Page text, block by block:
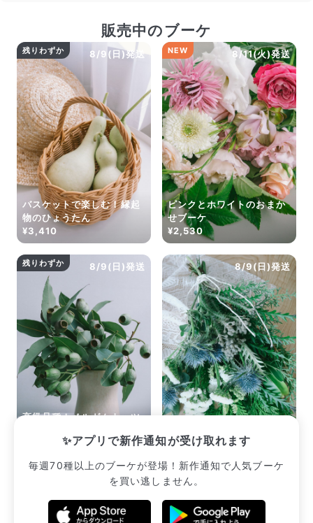
✨アプリで新作通知が受け取れます
毎週70種以上のブーケが登場！新作通知で人気ブーケ
を買い逃しません。
販売中のブーケ
8/9(日)発送
残りわずか
バスケットで楽しむ！縁起
物のひょうたん
¥3,410
8/11(火)発送
NEW
ピンクとホワイトのおまか
せブーケ
¥2,530
8/9(日)発送
残りわずか
高級品種！ベルガムナッツ
8/9(日)発送
¥2,530
販売中のブーケ一覧へ